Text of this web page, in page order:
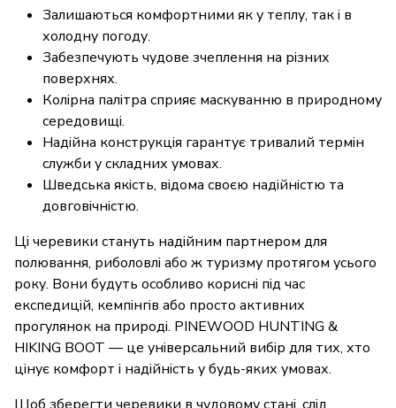
Залишаються комфортними як у теплу, так і в
холодну погоду.
Забезпечують чудове зчеплення на різних
поверхнях.
Колірна палітра сприяє маскуванню в природному
середовищі.
Надійна конструкція гарантує тривалий термін
служби у складних умовах.
Шведська якість, відома своєю надійністю та
довговічністю.
Ці черевики стануть надійним партнером для
полювання, риболовлі або ж туризму протягом усього
року. Вони будуть особливо корисні під час
експедицій, кемпінгів або просто активних
прогулянок на природі. PINEWOOD HUNTING &
HIKING BOOT — це універсальний вибір для тих, хто
цінує комфорт і надійність у будь-яких умовах.